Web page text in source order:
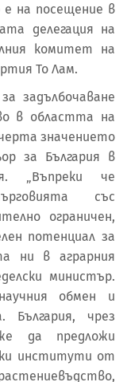
е на посещение в
делегация на
комитет на
То Лам.
задълбочаване
в областта на
значението
за България в
„Въпреки че
със
ограничен,
потенциал за
ни в аграрния
министър.
обмен и
България, чрез
да предложи
институти от